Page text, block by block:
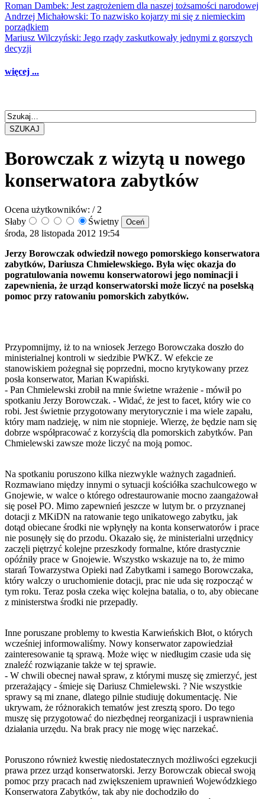
Roman Dambek: Jest zagrożeniem dla naszej tożsamości narodowej
Andrzej Michałowski: To nazwisko kojarzy mi się z niemieckim
porządkiem
Mariusz Wilczyński: Jego rządy zaskutkowały jednymi z gorszych
decyzji
więcej ...
SZUKAJ
Borowczak z wizytą u nowego
konserwatora zabytków
Ocena użytkowników: / 2
Słaby
Świetny
środa, 28 listopada 2012 19:54
Jerzy Borowczak odwiedził nowego pomorskiego konserwatora
zabytków, Dariusza Chmielewskiego. Była więc okazja do
pogratulowania nowemu konserwatorowi jego nominacji i
zapewnienia, że urząd konserwatorski może liczyć na poselską
pomoc przy ratowaniu pomorskich zabytków.
Przypomnijmy, iż to na wniosek Jerzego Borowczaka doszło do
ministerialnej kontroli w siedzibie PWKZ. W efekcie ze
stanowiskiem pożegnał się poprzedni, mocno krytykowany przez
posła konserwator, Marian Kwapiński.
- Pan Chmielewski zrobił na mnie świetne wrażenie - mówił po
spotkaniu Jerzy Borowczak. - Widać, że jest to facet, który wie co
robi. Jest świetnie przygotowany merytorycznie i ma wiele zapału,
który mam nadzieję, w nim nie stopnieje. Wierzę, że będzie nam się
dobrze współpracować z korzyścią dla pomorskich zabytków. Pan
Chmielewski zawsze może liczyć na moją pomoc.
Na spotkaniu poruszono kilka niezwykle ważnych zagadnień.
Rozmawiano między innymi o sytuacji kościółka szachulcowego w
Gnojewie, w walce o którego odrestaurowanie mocno zaangażował
się poseł PO. Mimo zapewnień jeszcze w lutym br. o przyznanej
dotacji z MKiDN na ratowanie tego unikatowego zabytku, jak
dotąd obiecane środki nie wpłynęły na konta konserwatorów i prace
nie posunęły się do przodu. Okazało się, że ministerialni urzędnicy
zaczęli piętrzyć kolejne przeszkody formalne, które drastycznie
opóźniły prace w Gnojewie. Wszystko wskazuje na to, że mimo
starań Towarzystwa Opieki nad Zabytkami i samego Borowczaka,
który walczy o uruchomienie dotacji, prac nie uda się rozpocząć w
tym roku. Teraz posła czeka więc kolejna batalia, o to, aby obiecane
z ministerstwa środki nie przepadły.
Inne poruszane problemy to kwestia Karwieńskich Błot, o których
wcześniej informowaliśmy. Nowy konserwator zapowiedział
zainteresowanie tą sprawą. Może więc w niedługim czasie uda się
znaleźć rozwiązanie także w tej sprawie.
- W chwili obecnej nawał spraw, z którymi muszę się zmierzyć, jest
przerażający - śmieje się Dariusz Chmielewski. ? Nie wszystkie
sprawy są mi znane, dlatego pilnie studiuję dokumentację. Nie
ukrywam, że różnorakich tematów jest zresztą sporo. Do tego
muszę się przygotować do niezbędnej reorganizacji i usprawnienia
działania urzędu. Na brak pracy nie mogę więc narzekać.
Poruszono również kwestię niedostatecznych możliwości egzekucji
prawa przez urząd konserwatorski. Jerzy Borowczak obiecał swoją
pomoc przy pracach nad zwiększeniem uprawnień Wojewódzkiego
Konserwatora Zabytków, tak aby nie dochodziło do